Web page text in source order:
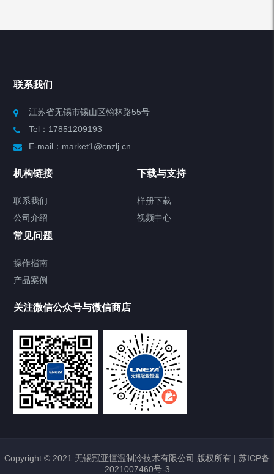
产品列表
制冷加热动态控温系统
Chiller直冷控温机组
Heating Circulator加热循环器
Freezer低温箱
VOCs冷凝回收装置
联系我们
江苏省无锡市锡山区翰林路55号
Tel：17851209193
E-mail：market1@cnzlj.cn
机构链接
联系我们
公司介绍
下载与支持
样册下载
视频中心
常见问题
操作指南
产品案例
关注微信公众号与微信商店
Copyright © 2021 无锡冠亚恒温制冷技术有限公司 版权所有 | 苏ICP备
2021007460号-3